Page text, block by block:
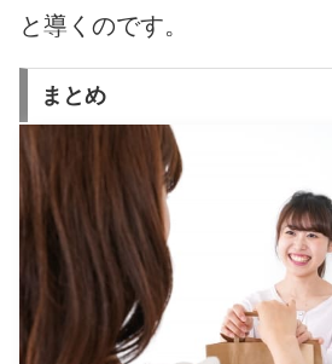
と導くのです。
まとめ